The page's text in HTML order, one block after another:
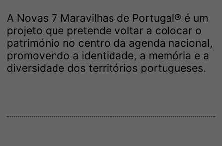
A Novas 7 Maravilhas de Portugal® é um
projeto que pretende voltar a colocar o
património no centro da agenda nacional,
promovendo a identidade, a memória e a
diversidade dos territórios portugueses.